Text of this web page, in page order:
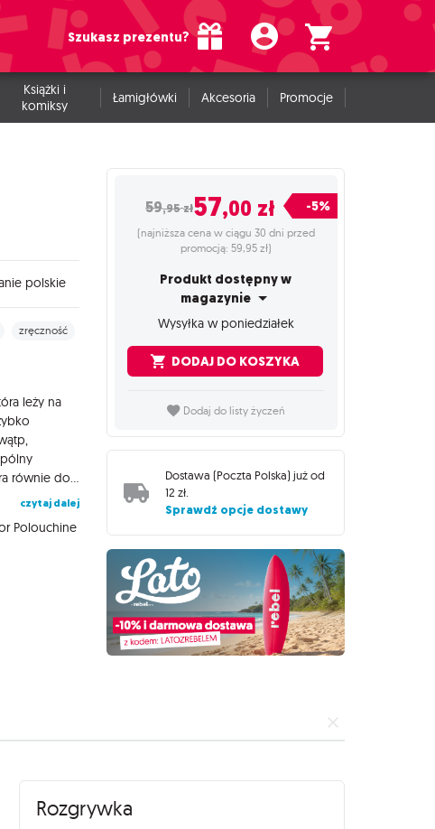
Szukasz prezentu?
Książki i
komiksy
Łamigłówki Akcesoria Promocje
polskie
zręczność
leży na
obrazek! Dobble to niezwykle uniwersalna gra karciana, która równie dobrze sprawdzi się do zabawy z dziećmi, jak i na imprezy dorosłych. Podczas rozgrywek staramy się jak najszybciej znaleźć i nazwać symbol łączący dwie karty, by (w zależności od trybu gry) pozbyć się karty lub ją zdobyć. 55 kolorowych kart jest zamkniętych w solidnej, metalowej puszce, dzięki czemu z łatwością możemy zabrać grę ze sobą z dowolne miejsce, a instrukcja opisuje aż 5 wariantów zabawy, która dzięki temu nigdy się nie nudzi. Dlaczego pokochasz tę grę? Przyjrzyj się obrazkom, znajdź parę, przejdź do kolejnej karty. Wydaje się proste, prawda? Ale pary nie są tak oczywiste: obrazki na kartach są różnej wielkości, odwrócone, a przede wszystkim otoczone zupełnie innymi grafikami, co potrafi zmylić nawet najbardziej spostrzegawczych graczy! Żadna inna gra nie rozrusza towarzystwa tak jak Dobble. Żadna nie jest tak prosta i nie daje tyle zabawy w ciągu tych kilku minut! Rozgrywka jest bardzo szybka, emocjonująca, a przy stole dużo się dzieje, gdy każdy próbuje wyprzedzić innych uczestników w wyścigu do zwycięstwa. Poza tym: Tylko Dobble tłumaczy się w minutę! Gra ukryta jest w solidnej, metalowej puszce, która z powodzeniem wytrzyma transport gdzie tylko zapragniemy. Okrągłe, solidne karty są bardzo wygodne podczas zabawy, nawet dla niewielkich dziecięcych rączek. Opakowania nowych wersji Dobble zostały zaprojektowane tak, by być bardziej eko! Zawierają o 95% mniej plastiku, a papier i tektura wykorzystane do ich produkcji mają certyfikat FSC.
czytaj dalej
Polouchine
59,95zł57,00 zł -5%
(najniższa cena w ciągu 30 dni przed
promocją: 59,95 zł)
Produkt dostępny w
magazynie
Wysyłka w poniedziałek
DODAJ DO KOSZYKA
Dodaj do listy życzeń
Dostawa (Poczta Polska) już od
12 zł.
Sprawdź opcje dostawy
Rozgrywka